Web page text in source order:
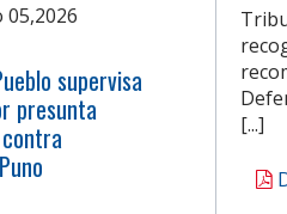
supervisa
presunta
[...]